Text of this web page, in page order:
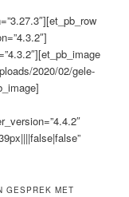
2020/02/gele-
GESPREK MET